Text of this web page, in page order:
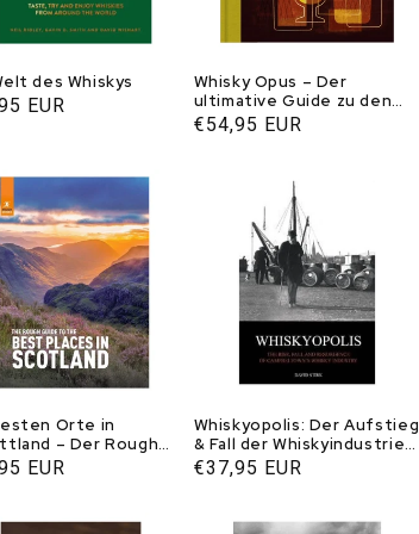
des Whiskys
EUR
Whisky Opus – Der
ultimative Guide zu den
besten Destillerien der
Welt
Normaler
€54,95 EUR
Orte in
– Der Rough
EUR
Whiskyopolis: Der Aufstieg
& Fall der Whiskyindustrie
von Campbeltown
Normaler
€37,95 EUR